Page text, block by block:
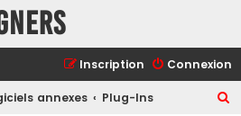
Connexion
Inscription
annexes Plug-Ins